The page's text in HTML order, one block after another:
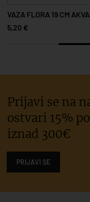
VAZA FLORA 19 CM
5,20 €
Prijavi se na
ostvari 15%
iznad 300€
PRIJAVI SE